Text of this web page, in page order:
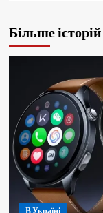
Більше історій
В Україні